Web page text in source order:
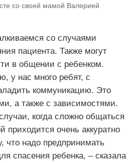
со своей мамой Валерией
со случаями
пациента. Также могут
в общении с ребенком.
у нас много ребят, с
коммуникацию. Это
а также с зависимостями.
когда сложно общаться
приходится очень аккуратно
что надо предпринимать
спасения ребенка, – сказала